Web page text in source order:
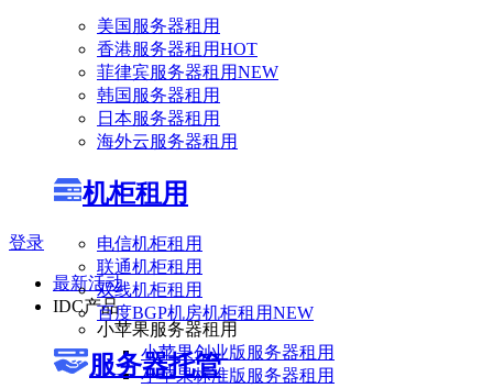
美国服务器租用
香港服务器租用HOT
菲律宾服务器租用NEW
韩国服务器租用
日本服务器租用
海外云服务器租用
机柜租用
电信机柜租用
联通机柜租用
双线机柜租用
百度BGP机房机柜租用NEW
服务器托管
登录
最新活动
IDC产品
小苹果服务器租用
小苹果创业版服务器租用
小苹果标准版服务器租用